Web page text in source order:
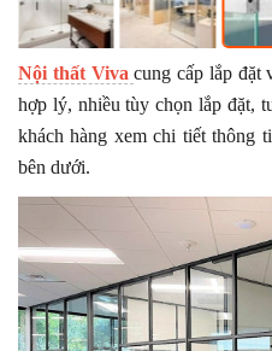
Nội thất Vivacung cấp lắp đặt
hợp lý, nhiều tùy chọn lắp đặt,
khách hàng xem chi tiết thông
bên dưới.